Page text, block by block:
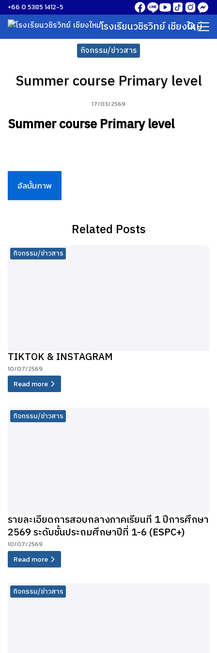
Skip
to
content
+66 0 5385 1412-5
โรงเรียนวชิรวิทย์ เชียงใหม่
Search
for:
กิจกรรม/ข่าวสาร
Summer course Primary level
17/03/2569
Summer course Primary level
อัลบั้มภาพ
Related Posts
กิจกรรม/ข่าวสาร
TIKTOK & INSTAGRAM
10/07/2569
Read more
กิจกรรม/ข่าวสาร
รายละเอียดการสอบกลางภาคเรียนที่ 1 ปีการศึกษา
2569 ระดับชั้นประถมศึกษาปีที่ 1-6 (ESPC+)
10/07/2569
Read more
กิจกรรม/ข่าวสาร